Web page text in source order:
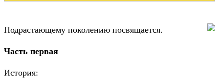
Подрастающему поколению посвящается.
Часть первая
История: